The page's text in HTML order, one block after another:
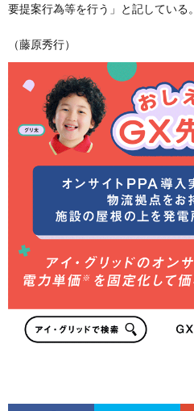
要提案行為等を行う」と記している。
（藤原秀行）